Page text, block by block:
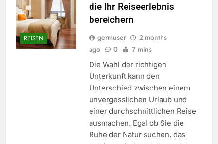
REISEN
die Ihr Reiseerlebnis
bereichern
germuser
2 months
ago
0 7 mins
Die Wahl der richtigen
Unterkunft kann den
Unterschied zwischen einem
unvergesslichen Urlaub und
einer durchschnittlichen Reise
ausmachen. Egal ob Sie die
Ruhe der Natur suchen, das